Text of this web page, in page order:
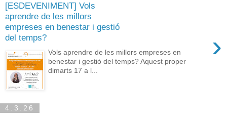
[ESDEVENIMENT] Vols
aprendre de les millors
empreses en benestar i gestió
del temps?
›
Vols aprendre de les millors empreses en
benestar i gestió del temps? Aquest proper
dimarts 17 a l...
4.3.26